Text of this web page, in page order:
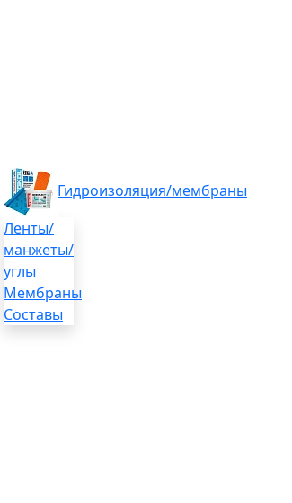
Гидроизоляция/мембраны
Ленты/
манжеты/
углы
Мембраны
Составы